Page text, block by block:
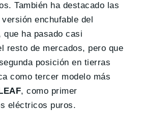
También ha destacado las
enchufable del
que ha pasado casi
resto de mercados, pero que
posición en tierras
como tercer modelo más
, como primer
eléctricos puros.